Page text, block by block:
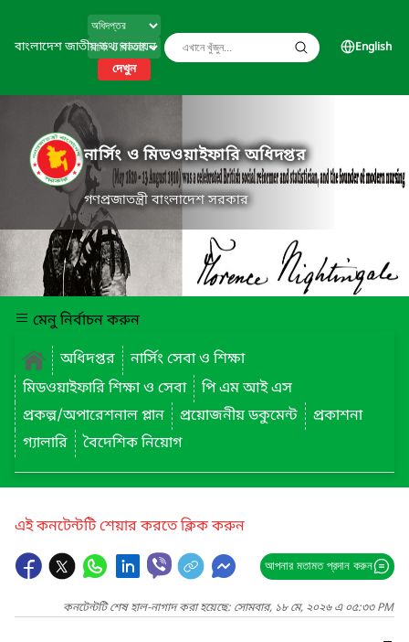
বাংলাদেশ জাতীয় তথ্য বাতায়ন
দেখুন
English
নার্সিং ও মিডওয়াইফারি অধিদপ্তর
গণপ্রজাতন্ত্রী বাংলাদেশ সরকার
মেনু নির্বাচন করুন
অধিদপ্তর
নার্সিং সেবা ও শিক্ষা
মিডওয়াইফারি শিক্ষা ও সেবা
পি এম আই এস
প্রকল্প/অপারেশনাল প্লান
প্রয়োজনীয় ডকুমেন্ট
প্রকাশনা
গ্যালারি
বৈদেশিক নিয়োগ
এই কনটেন্টটি শেয়ার করতে ক্লিক করুন
আপনার মতামত প্রদান করুন
কনটেন্টটি শেষ হাল-নাগাদ করা হয়েছে: সোমবার, ১৮ মে, ২০২৬ এ ০৫:৩৩ PM